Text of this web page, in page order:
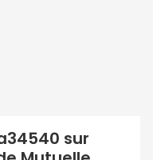
sur